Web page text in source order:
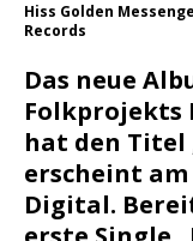
Hiss Golden
Records
Das neue
Folkprojekts
hat den Titel
erscheint am
Digital.